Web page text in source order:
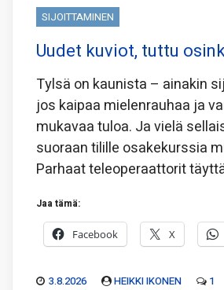
SIJOITTAMINEN
Uudet kuviot, tuttu
Tylsä on kaunista – ainakin
jos kaipaa mielenrauhaa ja
mukavaa tuloa. Ja vielä
suoraan tilille osakekurssia
Parhaat teleoperaattorit
Jaa tämä:
Facebook X
3.8.2026 HEIKKI IKONEN 1